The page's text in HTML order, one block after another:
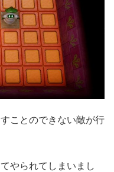
ことのできない敵が行
やられてしまいまし